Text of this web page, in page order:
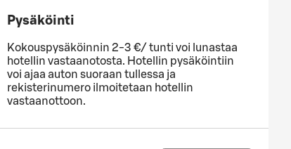
Pysäköinti
Kokouspysäköinnin 2-3 €/ tunti voi lunastaa
hotellin vastaanotosta. Hotellin pysäköintiin
voi ajaa auton suoraan tullessa ja
rekisterinumero ilmoitetaan hotellin
vastaanottoon.